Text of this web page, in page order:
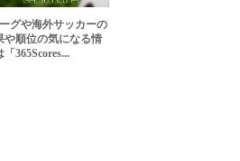
グや海外サッカーの
や順位の気になる情
「365Scores...